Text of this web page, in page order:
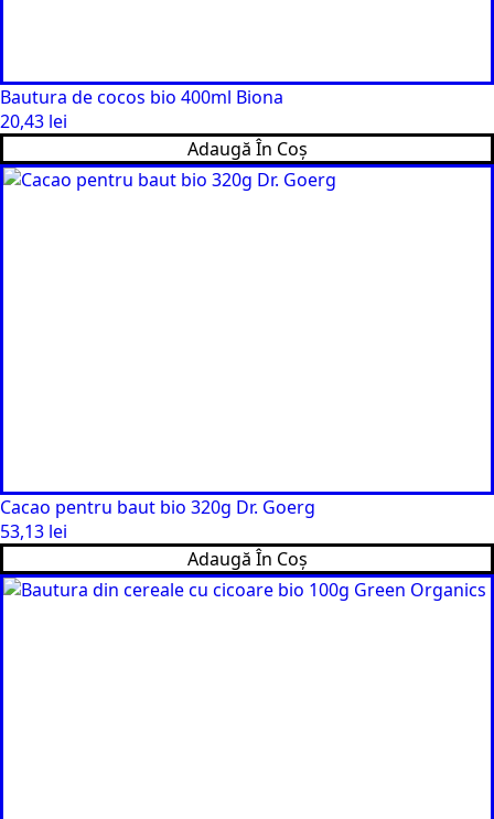
Bautura de cocos bio 400ml Biona
20,43 lei
Adaugă În Coș
Cacao pentru baut bio 320g Dr. Goerg
53,13 lei
Adaugă În Coș